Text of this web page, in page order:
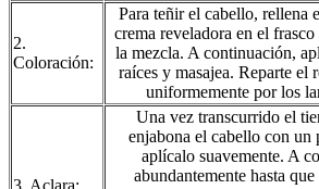
2.
Coloración:
Para teñir el cabello, rellena
crema reveladora en el
la mezcla. A continuación,
raíces y masajea. Reparte el
uniformemente por los
Una vez transcurrido el
enjabona el cabello con un
aplícalo suavemente. A
abundantemente hasta